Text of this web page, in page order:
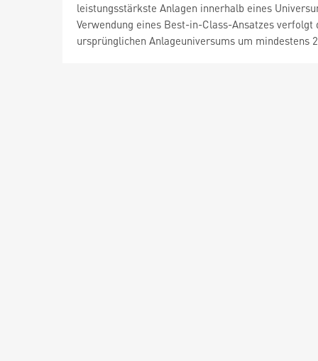
leistungsstärkste Anlagen innerhalb eines
Verwendung eines Best-in-Class-Ansatzes
ursprünglichen Anlageuniversums um